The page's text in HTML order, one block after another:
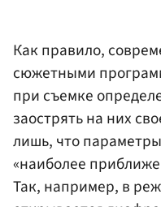
Как правило,
сюжетными
при съемке
заострять на них
лишь, что
«наиболее
Так, например, в